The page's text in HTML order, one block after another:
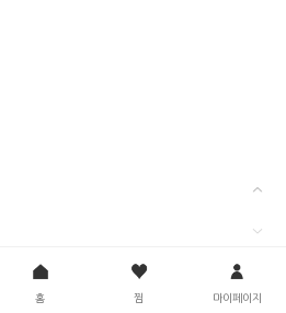
홈 찜 마이페이지